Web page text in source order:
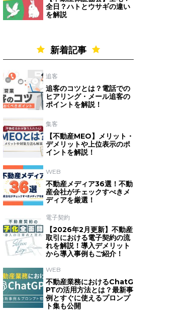
全日？ハトとウサギの違い
を解説
新着記事
追客
追客のコツとは？電話での
ヒアリング・メール追客の
ポイントを解説！
集客
【不動産MEO】メリット・
デメリットや上位表示のポ
イントを解説！
WEB
不動産メディア36選！不動
産会社がチェックすべきメ
ディアを厳選！
電子契約
【2026年2月更新】不動産
取引における電子契約の流
れを解説！導入デメリット
から導入事例もご紹介！
WEB
不動産業務におけるChatG
PTの活用方法とは？最新事
例とすぐに使えるプロンプ
ト集も公開